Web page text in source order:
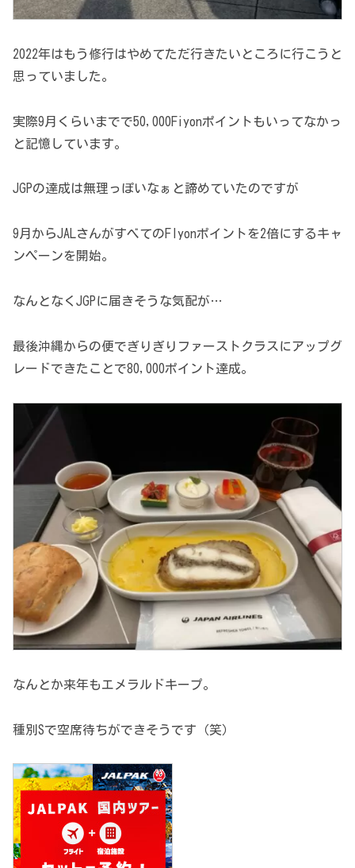
2022年はもう修行はやめてただ行きたいところに行こうと
思っていました。
実際9月くらいまでで50,000Fiyonポイントもいってなかっ
と記憶しています。
JGPの達成は無理っぽいなぁと諦めていたのですが
9月からJALさんがすべてのFlyonポイントを2倍にするキャ
ンペーンを開始。
なんとなくJGPに届きそうな気配が…
最後沖縄からの便でぎりぎりファーストクラスにアップグ
レードできたことで80,000ポイント達成。
なんとか来年もエメラルドキープ。
種別Sで空席待ちができそうです（笑）